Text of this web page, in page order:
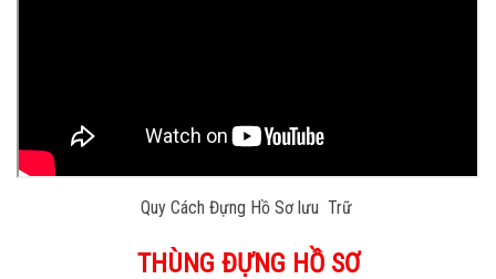
Quy Cách Đựng Hồ Sơ lưu Trữ
THÙNG ĐỰNG HỒ SƠ